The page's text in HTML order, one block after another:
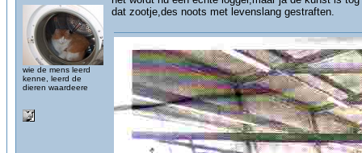
wie de mens leerd
kenne, leerd de
dieren waardeere
dat zootje,des noots met levenslang gestraften.